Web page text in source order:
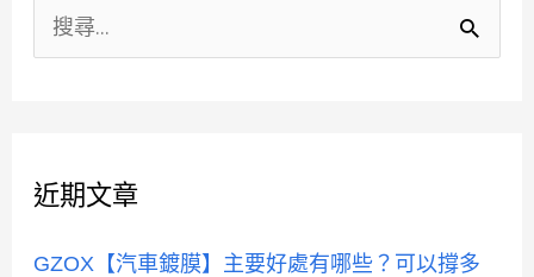
字
近期文章
GZOX【汽車鍍膜】主要好處有哪些？可以撐多